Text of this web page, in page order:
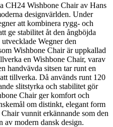
CH24 Wishbone Chair av Hans
designvärlden. Under
att kombinera rygg- och
ge stabilitet åt den ångböjda
Wegner den
Wishbone Chair är uppkallad
en Wishbone Chair, varav
handvävda sitsen tar runt en
tillverka. Då används runt 120
slitstyrka och stabilitet gör
Chair ger komfort och
om distinkt, elegant form
vunnit erkännande som den
av modern dansk design.